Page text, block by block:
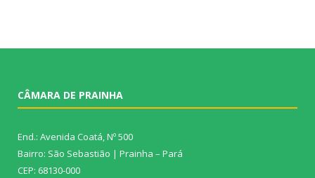
CÂMARA DE PRAINHA
End.: Avenida Coatá, Nº 500
Bairro: São Sebastião | Prainha – Pará
CEP: 68130-000